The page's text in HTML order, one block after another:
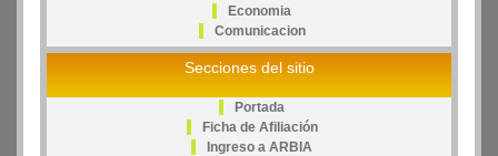
Economia
Comunicacion
Secciones del sitio
Portada
Ficha de Afiliación
Ingreso a ARBIA